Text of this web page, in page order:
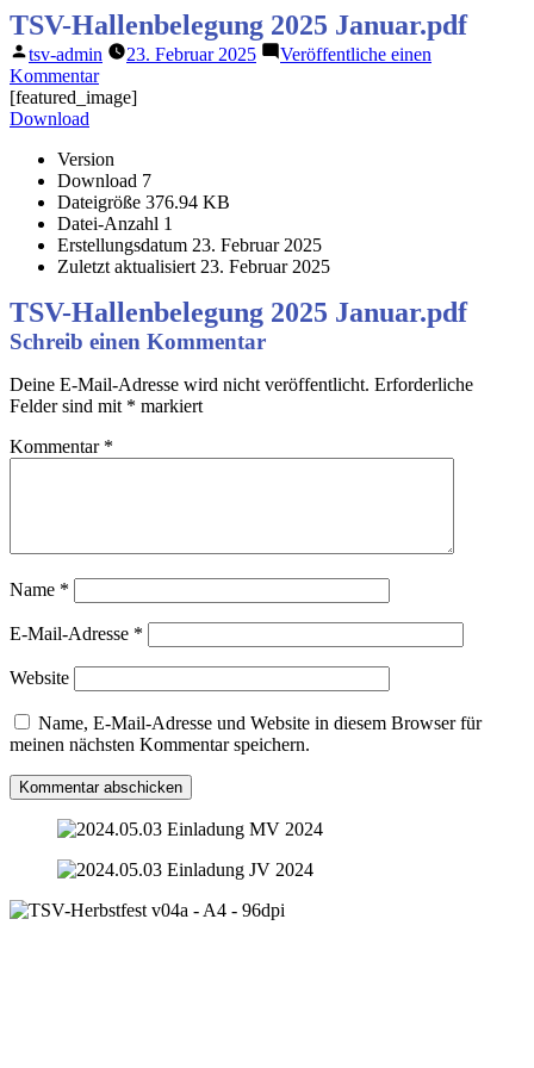
Zum
Inhalt
springen
TSV-Hallenbelegung 2025 Januar.pdf
Veröffentlicht
von
tsv-admin 23. Februar 2025
Veröffentliche einen
Kommentarzu
TSV-
Januar.pdf
[featured_image]
Download
Version
Download 7
Dateigröße 376.94 KB
Datei-Anzahl 1
Erstellungsdatum 23. Februar 2025
Zuletzt aktualisiert 23. Februar 2025
TSV-Hallenbelegung 2025 Januar.pdf
Schreib einen Kommentar
Deine E-Mail-Adresse wird nicht veröffentlicht. Erforderliche
Felder sind mit * markiert
Kommentar *
Name *
E-Mail-Adresse *
Website
Name, E-Mail-Adresse und Website in diesem Browser für
meinen nächsten Kommentar speichern.